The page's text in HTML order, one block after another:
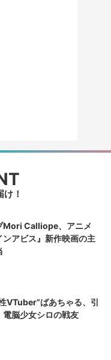
！
Mori Calliope、アニメ
ンアビス』新作映画の主
VTuber”ばあちゃる、引
脳少女シロの戦友